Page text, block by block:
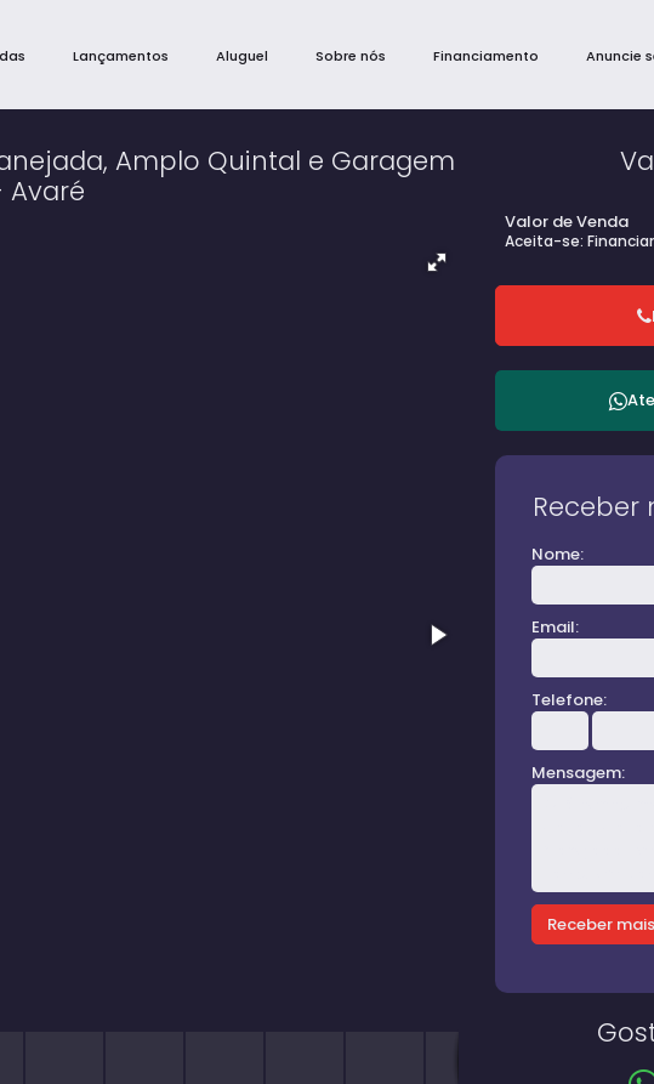
Anuncie
Financiamento
Sobre nós
Aluguel
Lançamentos
Amplo Quintal e Garagem
Valor de Venda
Aceita-se:
Receber
Nome:
Email:
Telefone:
Mensagem: